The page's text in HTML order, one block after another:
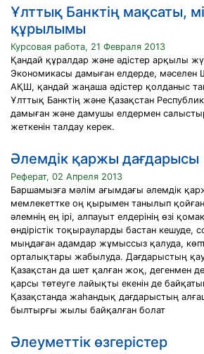
Ұлттық Банктің мақсаты,
құрылымы
Курсовая работа, 21 Февраля 2013
Қандай құралдар және әдістер арқылы
Экономикасы дамыған елдерде, мәселен
АҚШ, қандай жаңаша әдістер қолданыс
Ұлттық Банктің және Қазақстан
дамыған және дамушы елдермен
жеткенін талдау керек.
Әлемдік қаржы дағдарысы
Реферат, 02 Апреля 2013
Баршамызға мәлім ағымдағы әлемдік
мемлекеттке оң қырымен танылып қойған
әлемнің ең ірі, алпауыт елдерінің өзі
өндірістік тоқырауларды бастан кешуде,
мыңдаған адамдар жұмыссыз қалуда,
орталықтары жабылуда. Дағдарыстың
Қазақстан да шет қалған жоқ, дегенмен
қарсы төтеуге лайықты екенін де
Қазақстанда жаһандық дағдарыстың
былтырғы жылы байқалған болат
Әлеуметтік өзгерістер